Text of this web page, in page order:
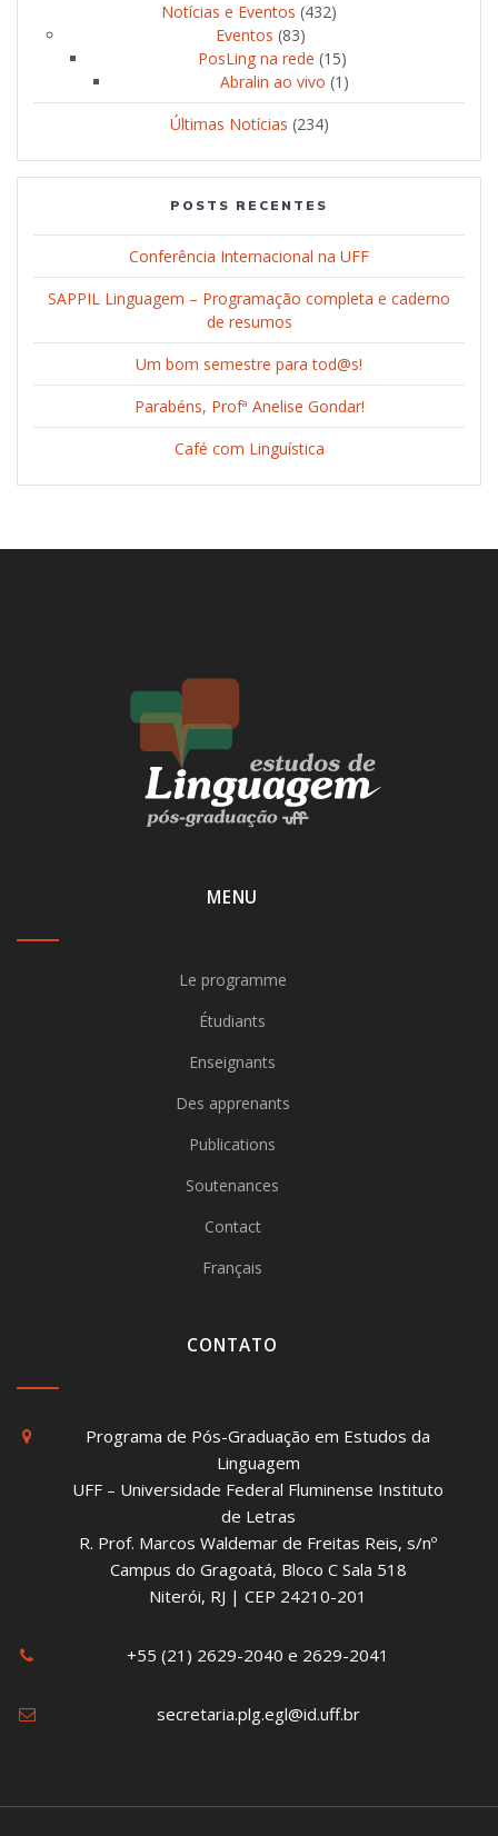
Notícias e Eventos (432)
Eventos (83)
PosLing na rede (15)
Abralin ao vivo (1)
Últimas Notícias (234)
POSTS RECENTES
Conferência Internacional na UFF
SAPPIL Linguagem – Programação completa e caderno
de resumos
Um bom semestre para tod@s!
Parabéns, Profª Anelise Gondar!
Café com Linguística
MENU
Le programme
Étudiants
Enseignants
Des apprenants
Publications
Soutenances
Contact
Français
CONTATO
Programa de Pós-Graduação em Estudos da
Linguagem
UFF – Universidade Federal Fluminense Instituto
de Letras
R. Prof. Marcos Waldemar de Freitas Reis, s/nº
Campus do Gragoatá, Bloco C Sala 518
Niterói, RJ | CEP 24210-201
+55 (21) 2629-2040 e 2629-2041
secretaria.plg.egl@id.uff.br